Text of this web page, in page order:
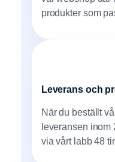
produkter som
Leverans och
När du beställt
leveransen inom
via vårt labb 48